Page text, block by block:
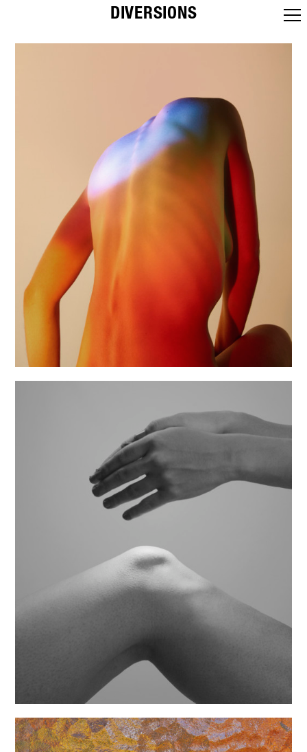
DIVERSIONS